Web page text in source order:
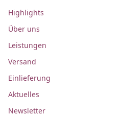
Highlights
Über uns
Leistungen
Versand
Einlieferung
Aktuelles
Newsletter